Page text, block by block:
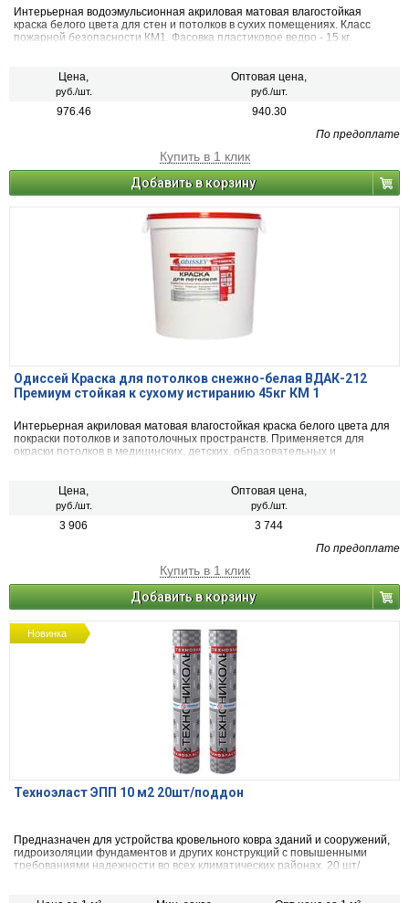
Интерьерная водоэмульсионная акриловая матовая влагостойкая
краска белого цвета для стен и потолков в сухих помещениях. Класс
пожарной безопасности КМ1. Фасовка пластиковое ведро - 15 кг.
Цена,
руб./шт.
Оптовая цена,
руб./шт.
976.46
940.30
По предоплате
Купить в 1 клик
Добавить в корзину
Одиссей Краска для потолков снежно-белая ВДАК-212
Премиум стойкая к сухому истиранию 45кг КМ 1
Интерьерная акриловая матовая влагостойкая краска белого цвета для
покраски потолков и запотолочных пространств. Применяется для
окраски потолков в медицинских, детских, образовательных и
Цена,
руб./шт.
Оптовая цена,
руб./шт.
3 906
3 744
По предоплате
Купить в 1 клик
Добавить в корзину
Новинка
Техноэласт ЭПП 10 м2 20шт/поддон
Предназначен для устройства кровельного ковра зданий и сооружений,
гидроизоляции фундаментов и других конструкций с повышенными
требованиями надежности во всех климатических районах. 20 шт/